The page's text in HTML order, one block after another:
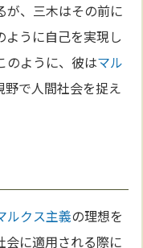
が、三木はその前に
ように自己を実現し
のように、彼はマル
野で人間社会を捉え
ルクス主義の理想を
会に適用される際に